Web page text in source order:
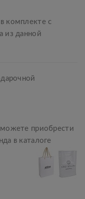
комплекте с
из данной
приобрести
в каталоге